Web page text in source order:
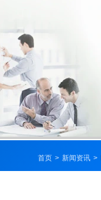
首页 > 新闻资讯 >